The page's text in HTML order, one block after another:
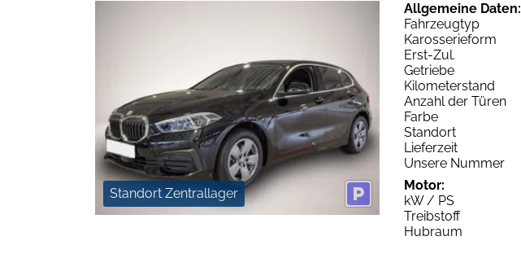
Standort Zentrallager
Allgemeine Daten:
Fahrzeugtyp
Karosserieform
Erst-Zul.
Getriebe
Kilometerstand
Anzahl der Türen
Farbe
Standort
Lieferzeit
Unsere Nummer
Motor:
kW / PS
Treibstoff
Hubraum